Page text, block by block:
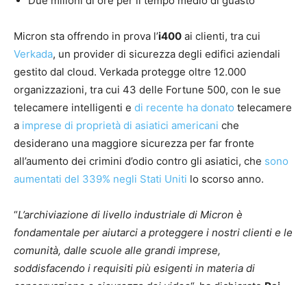
Micron sta offrendo in prova l’i400 ai clienti, tra cui
Verkada, un provider di sicurezza degli edifici aziendali
gestito dal cloud. Verkada protegge oltre 12.000
organizzazioni, tra cui 43 delle Fortune 500, con le sue
telecamere intelligenti e di recente ha donato telecamere
a imprese di proprietà di asiatici americani che
desiderano una maggiore sicurezza per far fronte
all’aumento dei crimini d’odio contro gli asiatici, che sono
aumentati del 339% negli Stati Uniti lo scorso anno.
“L’archiviazione di livello industriale di Micron è
fondamentale per aiutarci a proteggere i nostri clienti e le
comunità, dalle scuole alle grandi imprese,
soddisfacendo i requisiti più esigenti in materia di